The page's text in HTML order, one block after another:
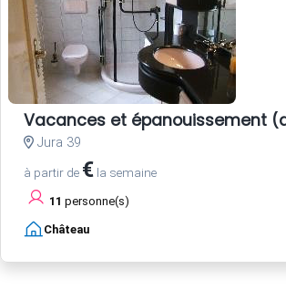
Vacances et épanouissement
Jura 39
à partir de € la semaine
11 personne(s)
Château